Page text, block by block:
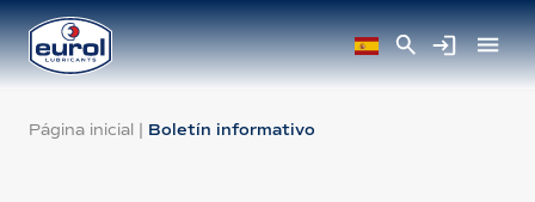
Página inicial | Boletín informativo